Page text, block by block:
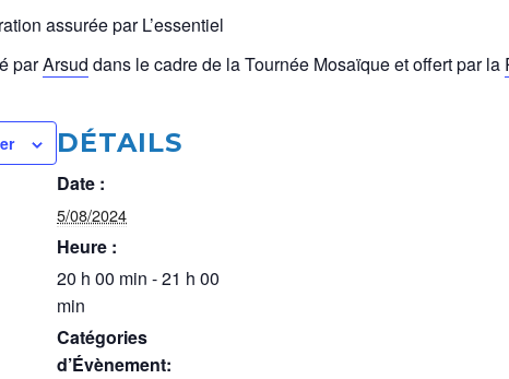
assurée par L’essentiel
parArsud dans le cadre de la Tournée Mosaïque et offert par la
DÉTAILS
Date :
5/08/2024
Heure :
20 h 00 min - 21 h 00
min
Catégories
d’Évènement: